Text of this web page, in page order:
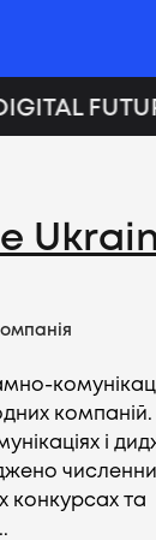
і
конкурсах та